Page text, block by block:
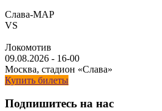
Слава-МАР
VS
Локомотив
09.08.2026 - 16-00
Москва, стадион «Слава»
Купить билеты
Подпишитесь на нас